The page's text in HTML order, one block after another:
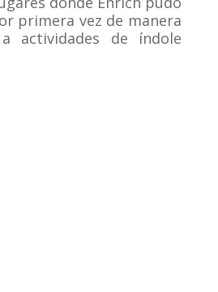
primera vez de manera
actividades de índole